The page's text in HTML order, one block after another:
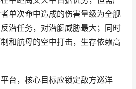
单次命中造成的伤害量级为全舰
潜任务，对潜艇威胁最大；同时
和航母的空中打击，生存依赖高
台，核心目标应锁定敌方巡洋